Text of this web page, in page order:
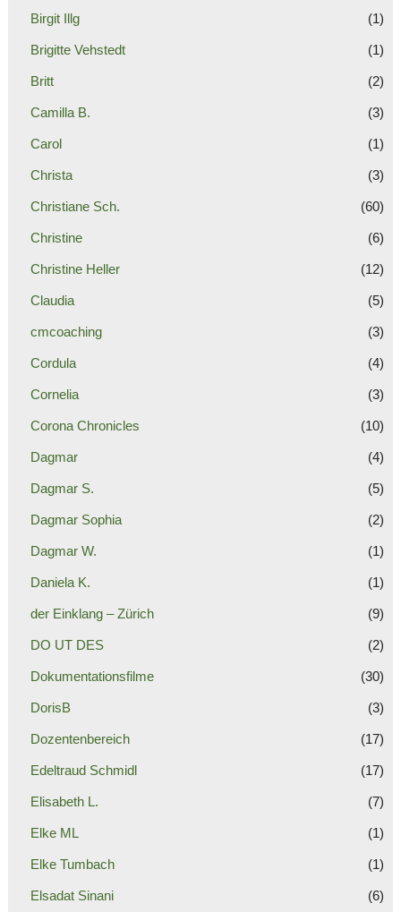
Birgit Illg (1)
Brigitte Vehstedt (1)
Britt (2)
Camilla B. (3)
Carol (1)
Christa (3)
Christiane Sch. (60)
Christine (6)
Christine Heller (12)
Claudia (5)
cmcoaching (3)
Cordula (4)
Cornelia (3)
Corona Chronicles (10)
Dagmar (4)
Dagmar S. (5)
Dagmar Sophia (2)
Dagmar W. (1)
Daniela K. (1)
der Einklang – Zürich (9)
DO UT DES (2)
Dokumentationsfilme (30)
DorisB (3)
Dozentenbereich (17)
Edeltraud Schmidl (17)
Elisabeth L. (7)
Elke ML (1)
Elke Tumbach (1)
Elsadat Sinani (6)